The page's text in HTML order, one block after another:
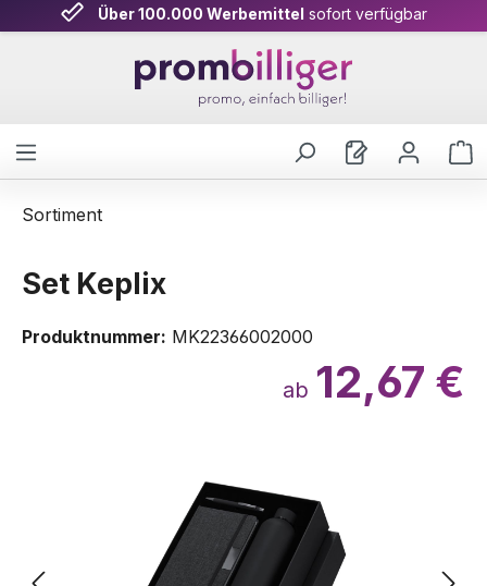
Zum Hauptinhalt springen
Über 100.000 Werbemittel sofort verfügbar
Sortiment
Set Keplix
Produktnummer: MK22366002000
ab 12,67 €